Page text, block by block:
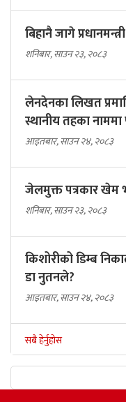
बिहानै जागे
शनिबार, साउन २३, २०८३
लेनदेनका लिखत
स्थानीय तहका
आइतबार, साउन २४, २०८३
जेलमुक्त पत्रकार खेम
शनिबार, साउन २३, २०८३
किशोरीको डिम्ब
डा नुतनले?
आइतबार, साउन २४, २०८३
सबै हेर्नुहोस